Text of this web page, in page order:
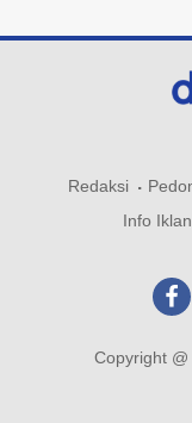
Redaksi
Info Iklan
Copyright